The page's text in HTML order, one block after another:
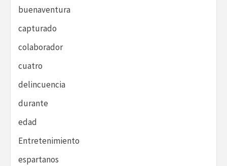
buenaventura
capturado
colaborador
cuatro
delincuencia
durante
edad
Entretenimiento
espartanos